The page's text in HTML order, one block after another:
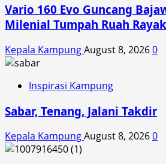
Vario 160 Evo Guncang
Milenial Tumpah Ruah
Kepala KampungAugust 8, 20260
Inspirasi Kampung
Sabar, Tenang, Jalani Takdir
Kepala KampungAugust 8, 20260